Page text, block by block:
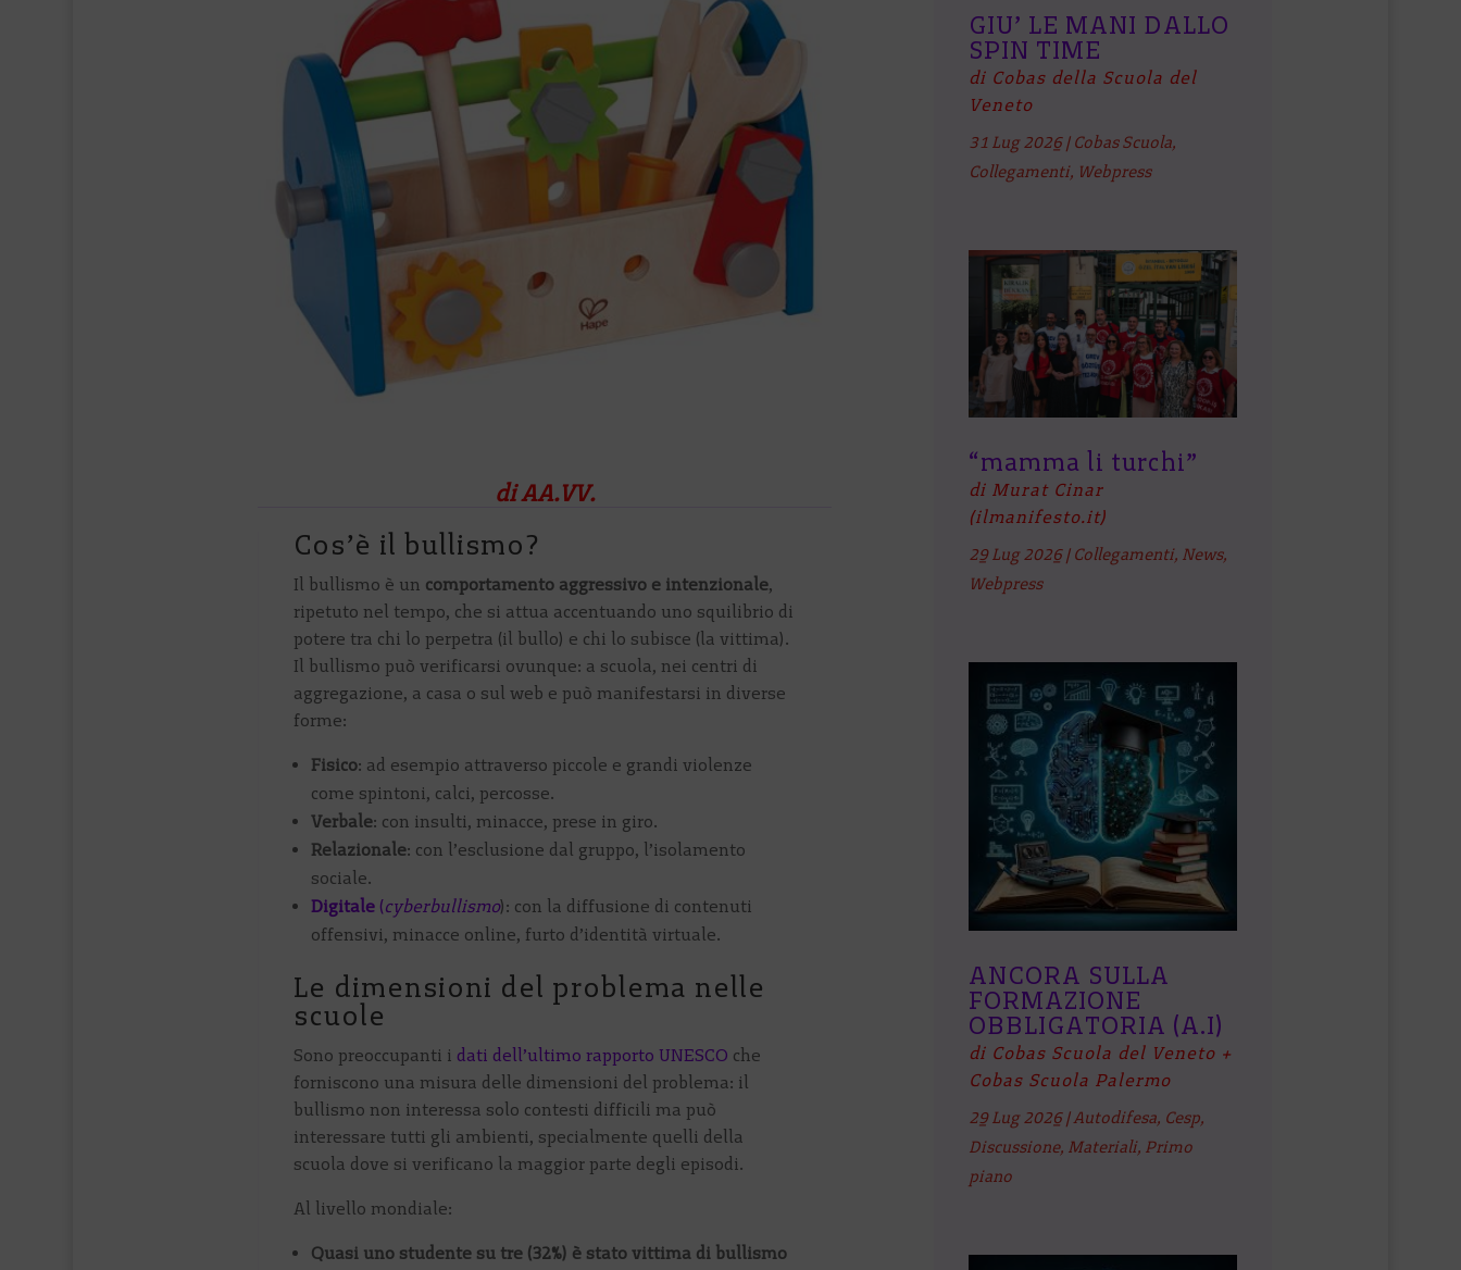
di AA.VV.
Cos’è il bullismo?
Il bullismo è un comportamento aggressivo e intenzionale,
ripetuto nel tempo, che si attua accentuando uno squilibrio di
potere tra chi lo perpetra (il bullo) e chi lo subisce (la vittima).
Il bullismo può verificarsi ovunque: a scuola, nei centri di
aggregazione, a casa o sul web e può manifestarsi in diverse
forme:
Fisico: ad esempio attraverso piccole e grandi violenze
come spintoni, calci, percosse.
Verbale: con insulti, minacce, prese in giro.
Relazionale: con l’esclusione dal gruppo, l’isolamento
sociale.
Digitale(cyberbullismo): con la diffusione di contenuti
offensivi, minacce online, furto d’identità virtuale.
Le dimensioni del problema nelle
scuole
Sono preoccupanti i dati dell’ultimo rapporto UNESCO che
forniscono una misura delle dimensioni del problema: il
bullismo non interessa solo contesti difficili ma può
interessare tutti gli ambienti, specialmente quelli della
scuola dove si verificano la maggior parte degli episodi.
Al livello mondiale:
Quasi uno studente su tre (32%) è stato vittima di bullismo
GIU’ LE MANI DALLO
SPIN TIME
di Cobas della Scuola del
Veneto
31 Lug 2026| Cobas Scuola,
Collegamenti, Webpress
“mamma li turchi”
di Murat Cinar
(ilmanifesto.it)
29 Lug 2026| Collegamenti, News,
Webpress
ANCORA SULLA
FORMAZIONE
OBBLIGATORIA (A.I)
di Cobas Scuola del Veneto +
Cobas Scuola Palermo
29 Lug 2026|Autodifesa, Cesp,
Discussione, Materiali, Primo
piano